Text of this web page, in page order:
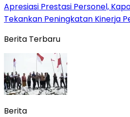
Apresiasi Prestasi Personel,
Tekankan Peningkatan Kinerja
Berita Terbaru
Berita